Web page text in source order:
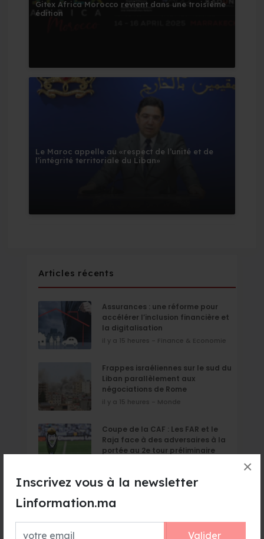
Inscrivez vous à la newsletter
Linformation.ma
Valider
×
Gitex Africa Morocco revient dans une troisième
édition
Le Maroc appelle au «respect de l’unité et de
l’intégrité territoriale du Liban»
Articles récents
Assurances : une réforme pour
accélérer l’inclusion financière et
la digitalisation
il y a 15 heures - Finance & Economie
Frappes israéliennes sur le sud du
Liban parallèlement aux
négociations de Rome
il y a 15 heures - Monde
Coupe de la CAF : Les FAR et le
Raja face à des adversaires à la
portée au 2e tour préliminaire
reconstruction du stade Tessema
il y a 16 heures - Sport